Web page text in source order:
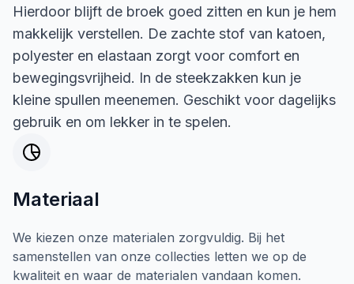
Hierdoor blijft de broek goed zitten en kun je hem
makkelijk verstellen. De zachte stof van katoen,
polyester en elastaan zorgt voor comfort en
bewegingsvrijheid. In de steekzakken kun je
kleine spullen meenemen. Geschikt voor dagelijks
gebruik en om lekker in te spelen.
Materiaal
We kiezen onze materialen zorgvuldig. Bij het
samenstellen van onze collecties letten we op de
kwaliteit en waar de materialen vandaan komen.